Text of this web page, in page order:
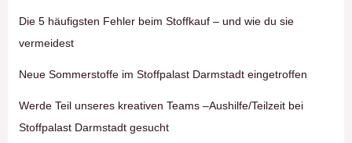
Die 5 häufigsten Fehler beim Stoffkauf – und wie du sie
vermeidest
Neue Sommerstoffe im Stoffpalast Darmstadt eingetroffen
Werde Teil unseres kreativen Teams –Aushilfe/Teilzeit bei
Stoffpalast Darmstadt gesucht